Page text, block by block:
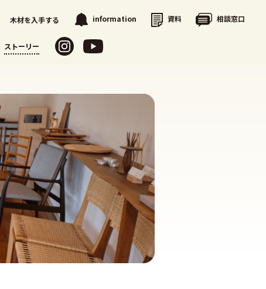
木材を入手する information 資料 相談窓口
ストーリー